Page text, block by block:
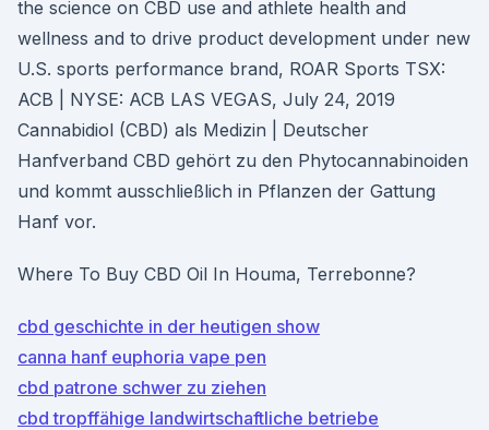
the science on CBD use and athlete health and
wellness and to drive product development under new
U.S. sports performance brand, ROAR Sports TSX:
ACB | NYSE: ACB LAS VEGAS, July 24, 2019
Cannabidiol (CBD) als Medizin | Deutscher
Hanfverband CBD gehört zu den Phytocannabinoiden
und kommt ausschließlich in Pflanzen der Gattung
Hanf vor.
Where To Buy CBD Oil In Houma, Terrebonne?
cbd geschichte in der heutigen show
canna hanf euphoria vape pen
cbd patrone schwer zu ziehen
cbd tropffähige landwirtschaftliche betriebe